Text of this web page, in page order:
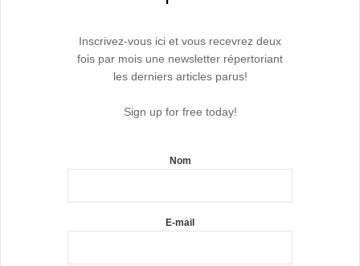
Inscrivez-vous ici et vous recevrez deux
fois par mois une newsletter répertoriant
les derniers articles parus!
Sign up for free today!
Nom
E-mail